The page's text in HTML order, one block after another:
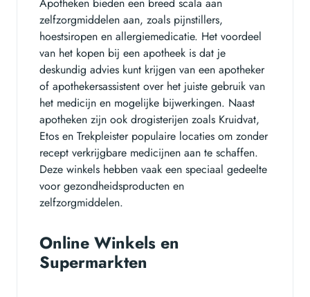
zelfzorgmiddelen aan, zoals pijnstillers,
hoestsiropen en allergiemedicatie. Het voordeel
van het kopen bij een apotheek is dat je
deskundig advies kunt krijgen van een apotheker
of apothekersassistent over het juiste gebruik van
het medicijn en mogelijke bijwerkingen. Naast
apotheken zijn ook drogisterijen zoals Kruidvat,
Etos en Trekpleister populaire locaties om zonder
recept verkrijgbare medicijnen aan te schaffen.
Deze winkels hebben vaak een speciaal gedeelte
voor gezondheidsproducten en
zelfzorgmiddelen.
Online Winkels en
Supermarkten